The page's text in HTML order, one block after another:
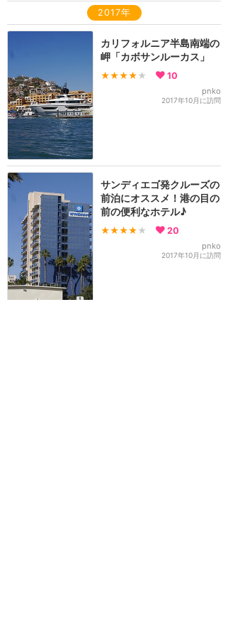
2017年
カリフォルニア半島南端の
岬「カボサンルーカス」
★★★★ ★ 10
pnko
2017年10月に訪問
サンディエゴ発クルーズの
前泊にオススメ！港の目の
前の便利なホテル♪
★★★★ ★ 20
pnko
2017年10月に訪問